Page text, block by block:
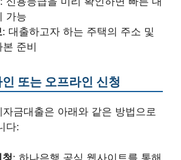
가능
: 대출하고자 하는 주택의 주소 및
준비
또는 오프라인 신청
금대출은 아래와 같은 방법으로
다:
: 하나은행 공식 웹사이트를 통해